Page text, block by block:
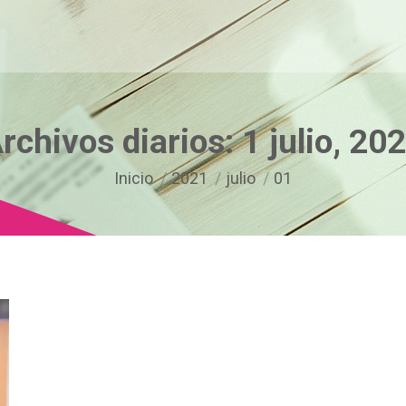
diarios:1 julio,
Estás aquí:
Inicio 2021 julio 01